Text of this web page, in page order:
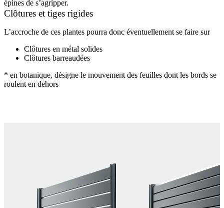
épines de s’agripper.
Clôtures et tiges rigides
L’accroche de ces plantes pourra donc éventuellement se faire sur
Clôtures en métal solides
Clôtures barreaudées
* en botanique, désigne le mouvement des feuilles dont les bords se
roulent en dehors